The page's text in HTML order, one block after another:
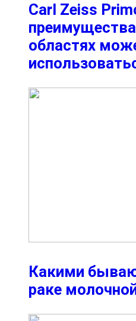
Carl Zeiss
областях
Какими
раке